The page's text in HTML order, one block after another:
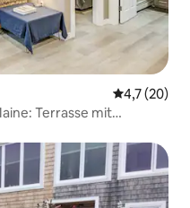
4,7 (20)
Terrasse mit